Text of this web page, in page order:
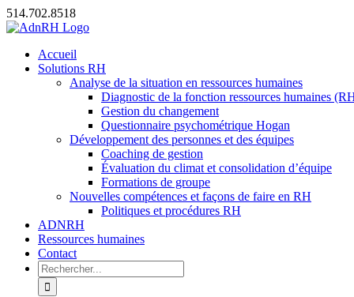
Passer
au
514.702.8518
X
LinkedIn
Email
Accueil
Solutions RH
Analyse de la situation en ressources humaines
Diagnostic de la fonction ressources humaines
Gestion du changement
Questionnaire psychométrique Hogan
Développement des personnes et des équipes
Coaching de gestion
Évaluation du climat et consolidation d’équipe
Formations de groupe
Nouvelles compétences et façons de faire en RH
Politiques et procédures RH
ADNRH
Ressources humaines
Contact
Rechercher: